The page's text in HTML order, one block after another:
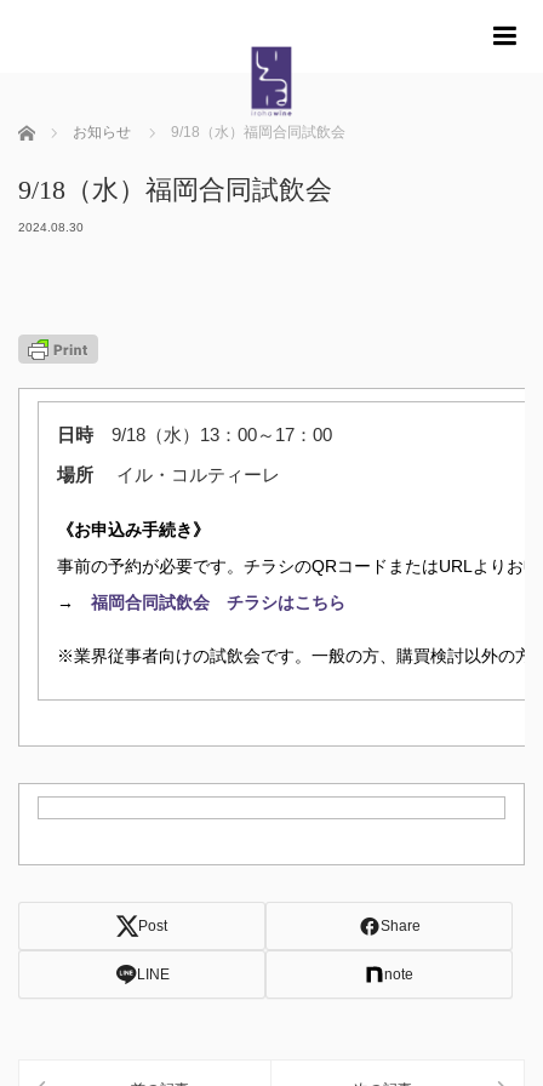
ホーム お知らせ 9/18（水）福岡合同試飲会
9/18（水）福岡合同試飲会
2024.08.30
日時 9/18（水）13：00～17：00
場所 イル・コルティーレ
《お申込み手続き》
事前の予約が必要です。 チラシのQRコードまたはURLよりお
→ 福岡合同試飲会 チラシはこちら
※業界従事者向けの試飲会です。一般の方、購買検討以外の方
Post Share
LINE note